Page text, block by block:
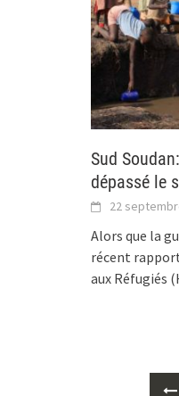
Sud
dépassé le
22
Alors que la
récent
aux Réfugiés